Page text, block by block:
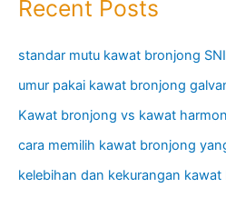
Recent Posts
standar mutu kawat bronjong
umur pakai kawat bronjong
Kawat bronjong vs kawat
cara memilih kawat bronjong
kelebihan dan kekurangan